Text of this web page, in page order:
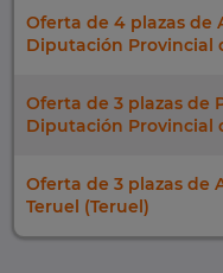
Oferta de 4 plazas de
Diputación Provincial
Oferta de 3 plazas de
Diputación Provincial
Oferta de 3 plazas de
Teruel (Teruel)